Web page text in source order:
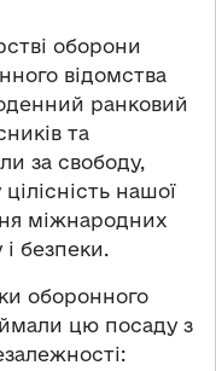
оборони
відомства
ранковий
та
за свободу,
нашої
міжнародних
безпеки.
оборонного
цю посаду з